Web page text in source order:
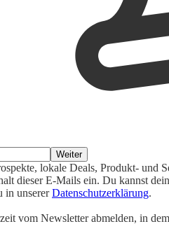
Weiter
lokale Deals, Produkt-
dieser E-Mails ein. Du kannst
in unsererDatenschutzerklärung.
vom Newsletter abmelden, in